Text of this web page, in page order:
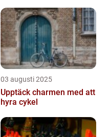
03 augusti 2025
Upptäck charmen med att
hyra cykel